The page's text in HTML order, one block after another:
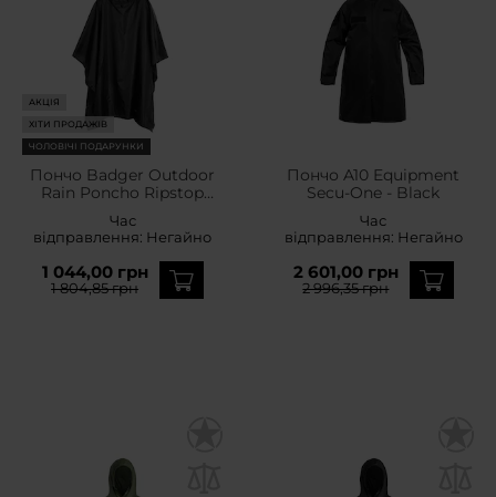
АКЦІЯ
ХІТИ ПРОДАЖІВ
ЧОЛОВІЧІ ПОДАРУНКИ
Пончо Badger Outdoor
Rain Poncho Ripstop
Час
відправлення: Негайно
1 044,00 грн
1 804,85 грн
Пончо A10 Equipment
Secu-One - Black
Час
відправлення: Негайно
2 601,00 грн
2 996,35 грн